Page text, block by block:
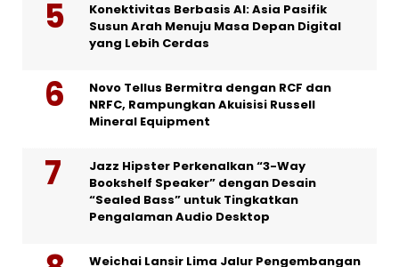
Konektivitas Berbasis AI: Asia Pasifik
Susun Arah Menuju Masa Depan Digital
yang Lebih Cerdas
Novo Tellus Bermitra dengan RCF dan
NRFC, Rampungkan Akuisisi Russell
Mineral Equipment
Jazz Hipster Perkenalkan “3-Way
Bookshelf Speaker” dengan Desain
“Sealed Bass” untuk Tingkatkan
Pengalaman Audio Desktop
Weichai Lansir Lima Jalur Pengembangan